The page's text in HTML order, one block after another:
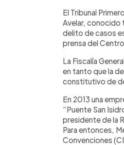
►
El Tribunal
Avelar, conocido
delito de casos
prensa del
La Fiscalía
en tanto que la
constitutivo de
En 2013 una
“Puente San
presidente de la
Para entonces,
Convenciones